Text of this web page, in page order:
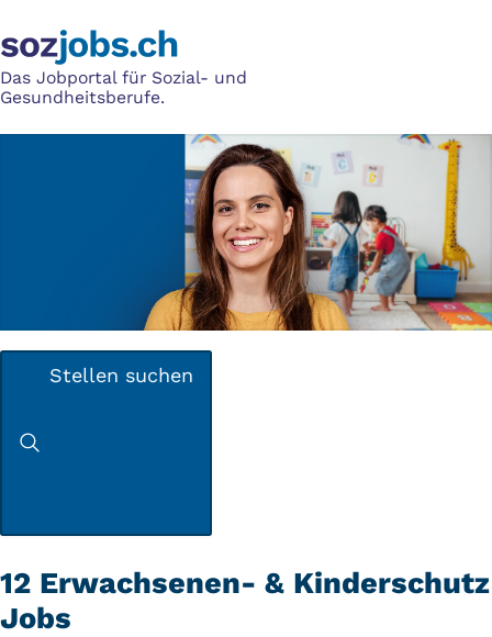
Das Jobportal für Sozial- und
Gesundheitsberufe.
Stellen suchen
12 Erwachsenen- & Kinderschutz
Jobs